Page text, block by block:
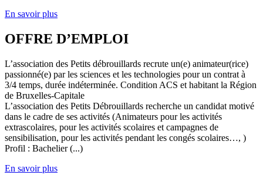
En savoir plus
OFFRE D’EMPLOI
L’association des Petits débrouillards recrute un(e) animateur(rice)
passionné(e) par les sciences et les technologies pour un contrat à
3/4 temps, durée indéterminée. Condition ACS et habitant la Région
de Bruxelles-Capitale
L’association des Petits Débrouillards recherche un candidat motivé
dans le cadre de ses activités (Animateurs pour les activités
extrascolaires, pour les activités scolaires et campagnes de
sensibilisation, pour les activités pendant les congés scolaires…, )
Profil : Bachelier (...)
En savoir plus